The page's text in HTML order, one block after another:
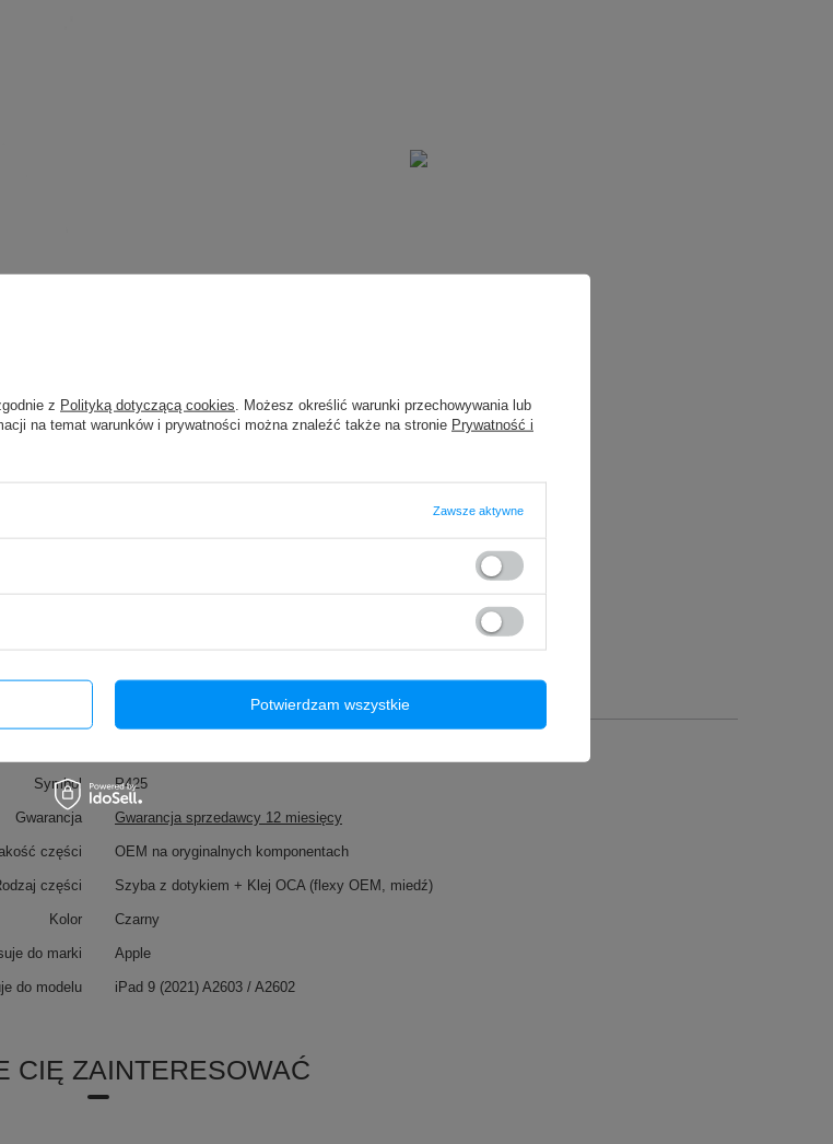
Symbol P425
Gwarancja Gwarancja sprzedawcy 12 miesięcy
części OEM na oryginalnych komponentach
części Szyba z dotykiem + Klej OCA (flexy OEM, miedź)
Kolor Czarny
do marki Apple
do modelu iPad 9 (2021) A2603 / A2602
CIĘ ZAINTERESOWAĆ
z Polityką dotyczącą cookies . Możesz określić warunki przechowywania lub
na temat warunków i prywatności można znaleźć także na stronie Prywatność i
Zawsze aktywne
Potwierdzam wszystkie